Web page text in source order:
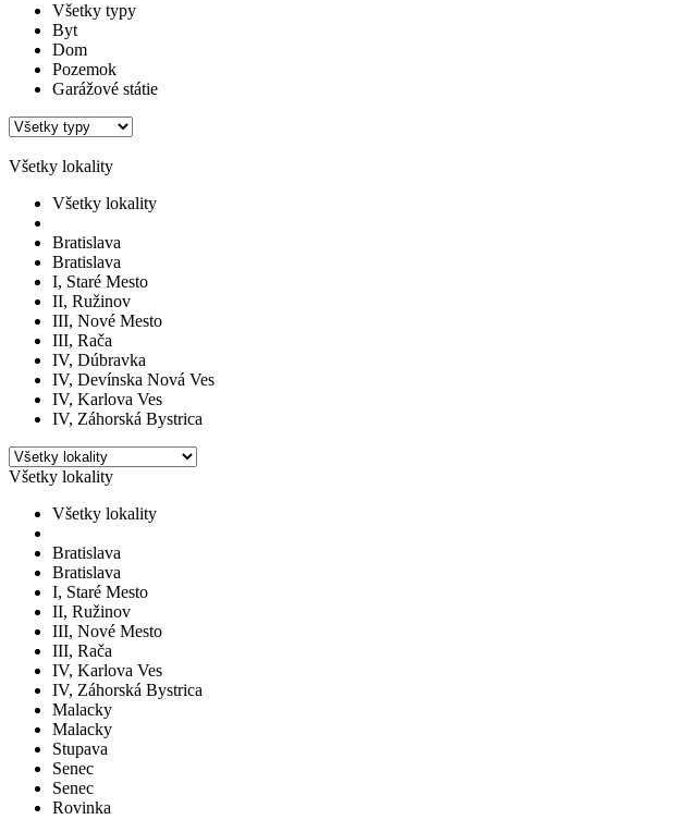
Všetky typy
Byt
Dom
Pozemok
Garážové státie
Všetky lokality
Všetky lokality
Bratislava
Bratislava
I, Staré Mesto
II, Ružinov
III, Nové Mesto
III, Rača
IV, Dúbravka
IV, Devínska Nová Ves
IV, Karlova Ves
IV, Záhorská Bystrica
Všetky lokality
Všetky lokality
Bratislava
Bratislava
I, Staré Mesto
II, Ružinov
III, Nové Mesto
III, Rača
IV, Karlova Ves
IV, Záhorská Bystrica
Malacky
Malacky
Stupava
Senec
Senec
Rovinka